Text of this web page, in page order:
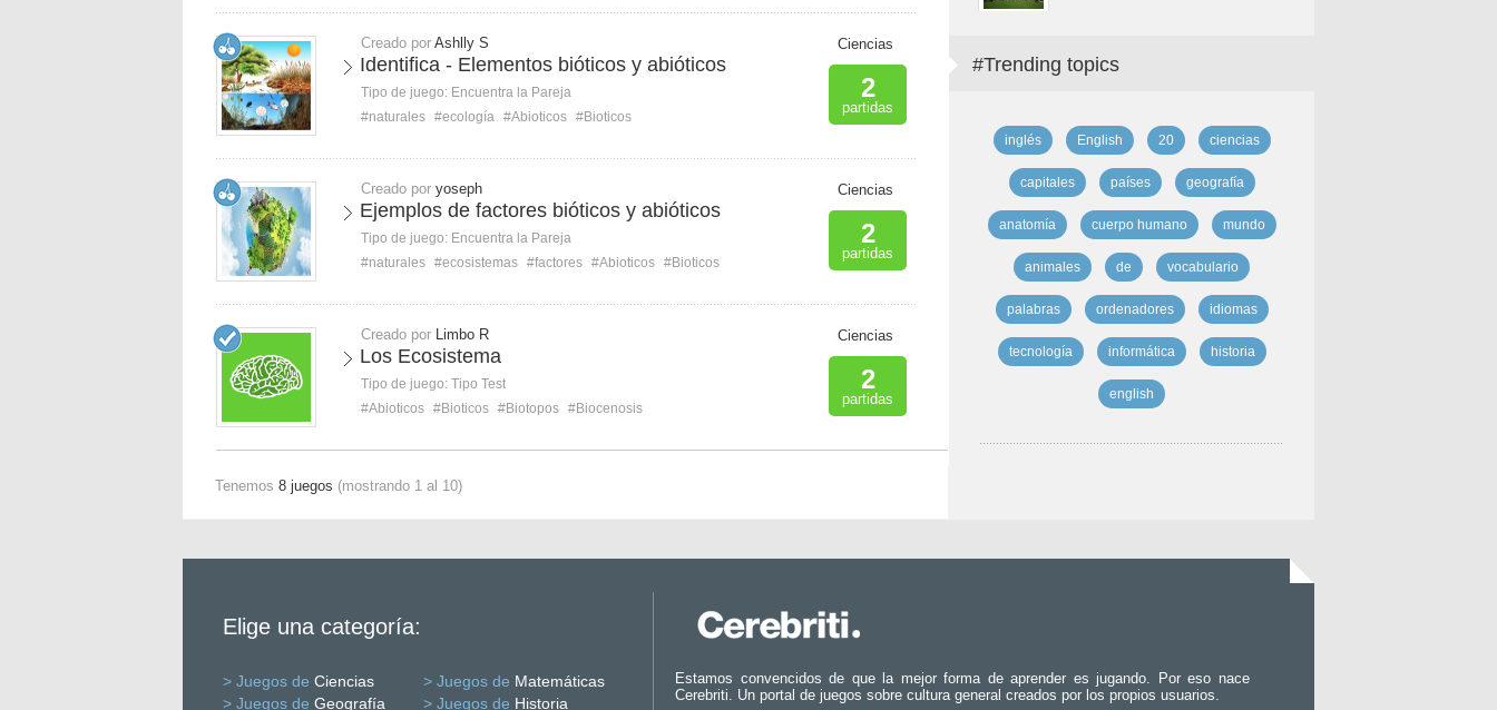
Creado por Ashlly S
Identifica - Elementos bióticos y abióticos
Tipo de juego: Encuentra la Pareja
#naturales #ecología #Abioticos #Bioticos
Ciencias
2
partidas
Creado por yoseph
Ejemplos de factores bióticos y abióticos
Tipo de juego: Encuentra la Pareja
#naturales #ecosistemas #factores #Abioticos #Bioticos
Ciencias
2
partidas
Creado por Limbo R
Los Ecosistema
Tipo de juego: Tipo Test
#Abioticos #Bioticos #Biotopos #Biocenosis
Ciencias
2
partidas
Tenemos 8 juegos (mostrando 1 al 10)
#Trending topics
inglés English 20 ciencias
capitales países geografía
anatomía cuerpo humano mundo
animales de vocabulario
palabras ordenadores idiomas
tecnología informática historia
english
Elige una categoría:
> Juegos de Ciencias > Juegos de Matemáticas
> Juegos de Geografía > Juegos de Historia
Estamos convencidos de que la mejor forma de aprender es jugando. Por eso nace
Cerebriti. Un portal de juegos sobre cultura general creados por los propios usuarios.